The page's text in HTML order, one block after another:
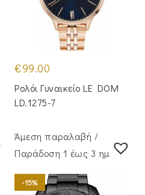
€99.00
Ρολόι Γυναικείο LE DOM
LD.1275-7
Άμεση παραλαβή /
Παράδoση 1 έως 3 ημέρες
-15%